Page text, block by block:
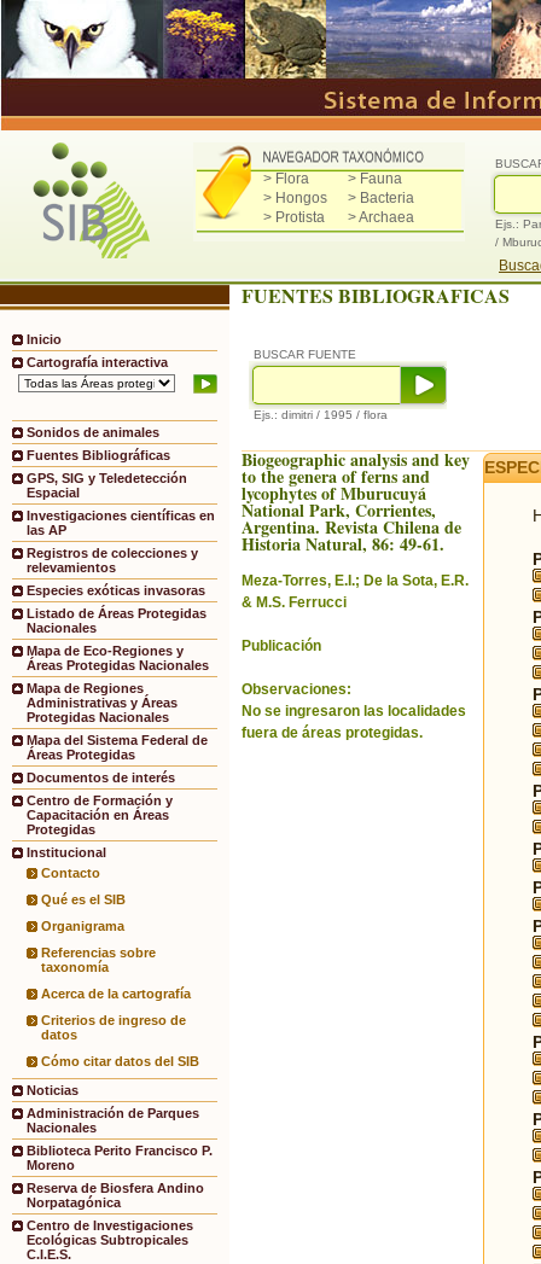
> Flora
> Fauna
> Hongos
> Bacteria
> Protista
> Archaea
Ejs.:
/
Inicio
Cartografía interactiva
Sonidos de animales
Fuentes Bibliográficas
GPS, SIG y Teledetección
Espacial
Investigaciones científicas en
las AP
Registros de colecciones y
relevamientos
Especies exóticas invasoras
Listado de Áreas Protegidas
Nacionales
Mapa de Eco-Regiones y
Áreas Protegidas Nacionales
Mapa de Regiones
Administrativas y Áreas
Protegidas Nacionales
Mapa del Sistema Federal de
Áreas Protegidas
Documentos de interés
Centro de Formación y
Capacitación en Áreas
Protegidas
Institucional
Contacto
Qué es el SIB
Organigrama
Referencias sobre
taxonomía
Acerca de la cartografía
Criterios de ingreso de
datos
Cómo citar datos del SIB
Noticias
Administración de Parques
Nacionales
Biblioteca Perito Francisco P.
Moreno
Reserva de Biosfera Andino
Norpatagónica
Centro de Investigaciones
Ecológicas Subtropicales
C.I.E.S.
FUENTES BIBLIOGRAFICAS
BUSCAR FUENTE
Ejs.: dimitri / 1995 / flora
Biogeographic analysis and key
to the genera of ferns and
lycophytes of Mburucuyá
National Park, Corrientes,
Argentina. Revista Chilena de
Historia Natural, 86: 49-61.
Meza-Torres, E.I.; De la Sota, E.R.
& M.S. Ferrucci
Publicación
Observaciones:
No se ingresaron las localidades
fuera de áreas protegidas.